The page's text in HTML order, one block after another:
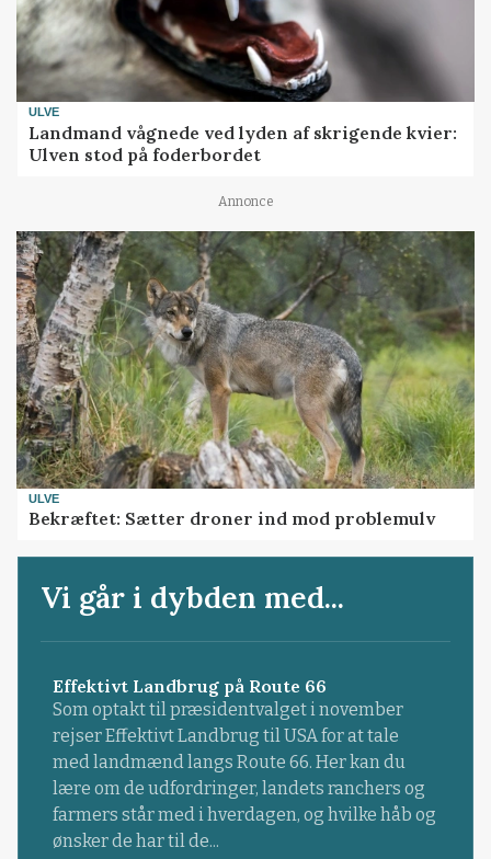
ULVE
Landmand vågnede ved lyden af skrigende kvier:
Ulven stod på foderbordet
Annonce
ULVE
Bekræftet: Sætter droner ind mod problemulv
Vi går i dybden med...
Effektivt Landbrug på Route 66
Som optakt til præsidentvalget i november
rejser Effektivt Landbrug til USA for at tale
med landmænd langs Route 66. Her kan du
lære om de udfordringer, landets ranchers og
farmers står med i hverdagen, og hvilke håb og
ønsker de har til de...